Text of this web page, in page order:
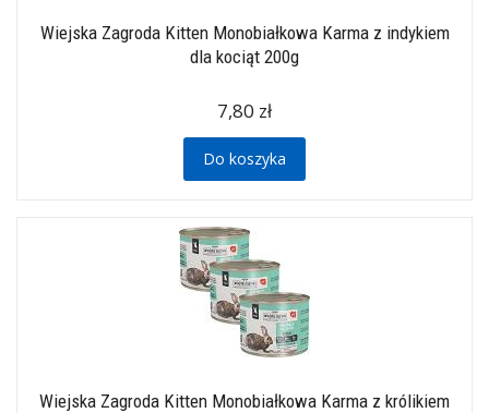
Wiejska Zagroda Kitten Monobiałkowa Karma z indykiem
dla kociąt 200g
7,80 zł
Do koszyka
Wiejska Zagroda Kitten Monobiałkowa Karma z królikiem